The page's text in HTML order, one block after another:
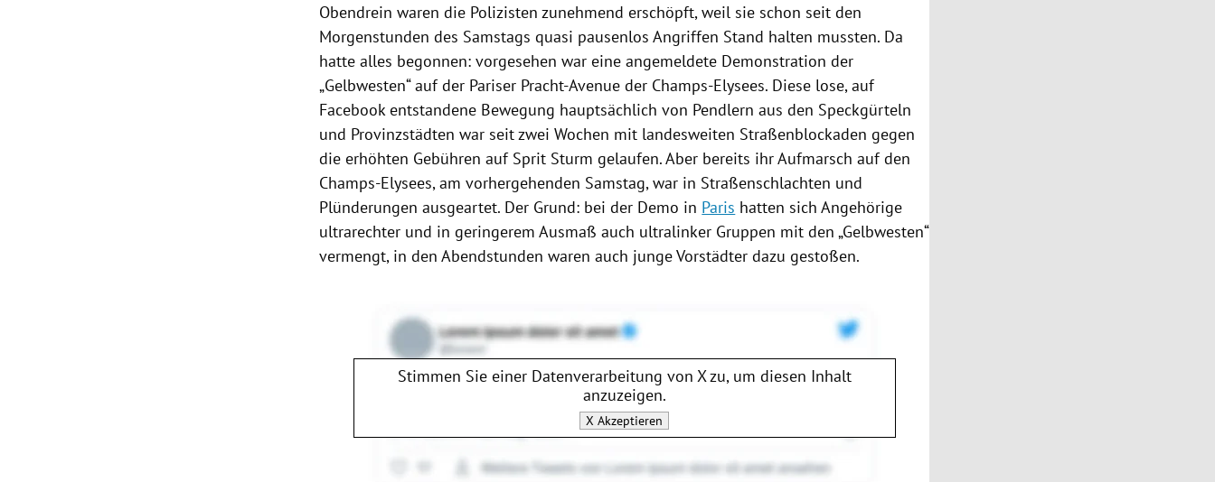
Obendrein waren die Polizisten zunehmend erschöpft, weil sie schon seit den
Morgenstunden des Samstags quasi pausenlos Angriffen Stand halten mussten. Da
hatte alles begonnen: vorgesehen war eine angemeldete Demonstration der
„Gelbwesten“ auf der Pariser Pracht-Avenue der Champs-Elysees. Diese lose, auf
Facebookentstandene Bewegung hauptsächlich von Pendlern aus den Speckgürteln
und Provinzstädten war seit zwei Wochen mit landesweiten Straßenblockaden gegen
die erhöhten Gebühren auf Sprit Sturm gelaufen. Aber bereits ihr Aufmarsch auf den
Champs-Elysees, am vorhergehenden Samstag, war in Straßenschlachten und
Plünderungen ausgeartet. Der Grund: bei der Demo in Paris hatten sich Angehörige
ultrarechter und in geringerem Ausmaß auch ultralinker Gruppen mit den „Gelbwesten“
vermengt, in den Abendstunden waren auch junge Vorstädter dazu gestoßen.
Stimmen Sie einer Datenverarbeitung von Xzu, um diesen Inhalt
anzuzeigen.
X Akzeptieren